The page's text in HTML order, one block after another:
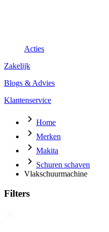
Acties
Zakelijk
Blogs & Advies
Klantenservice
Home
Merken
Makita
Schuren schaven
Vlakschuurmachine
Filters